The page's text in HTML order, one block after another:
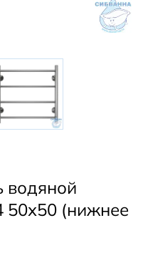
водяной
(нижнее